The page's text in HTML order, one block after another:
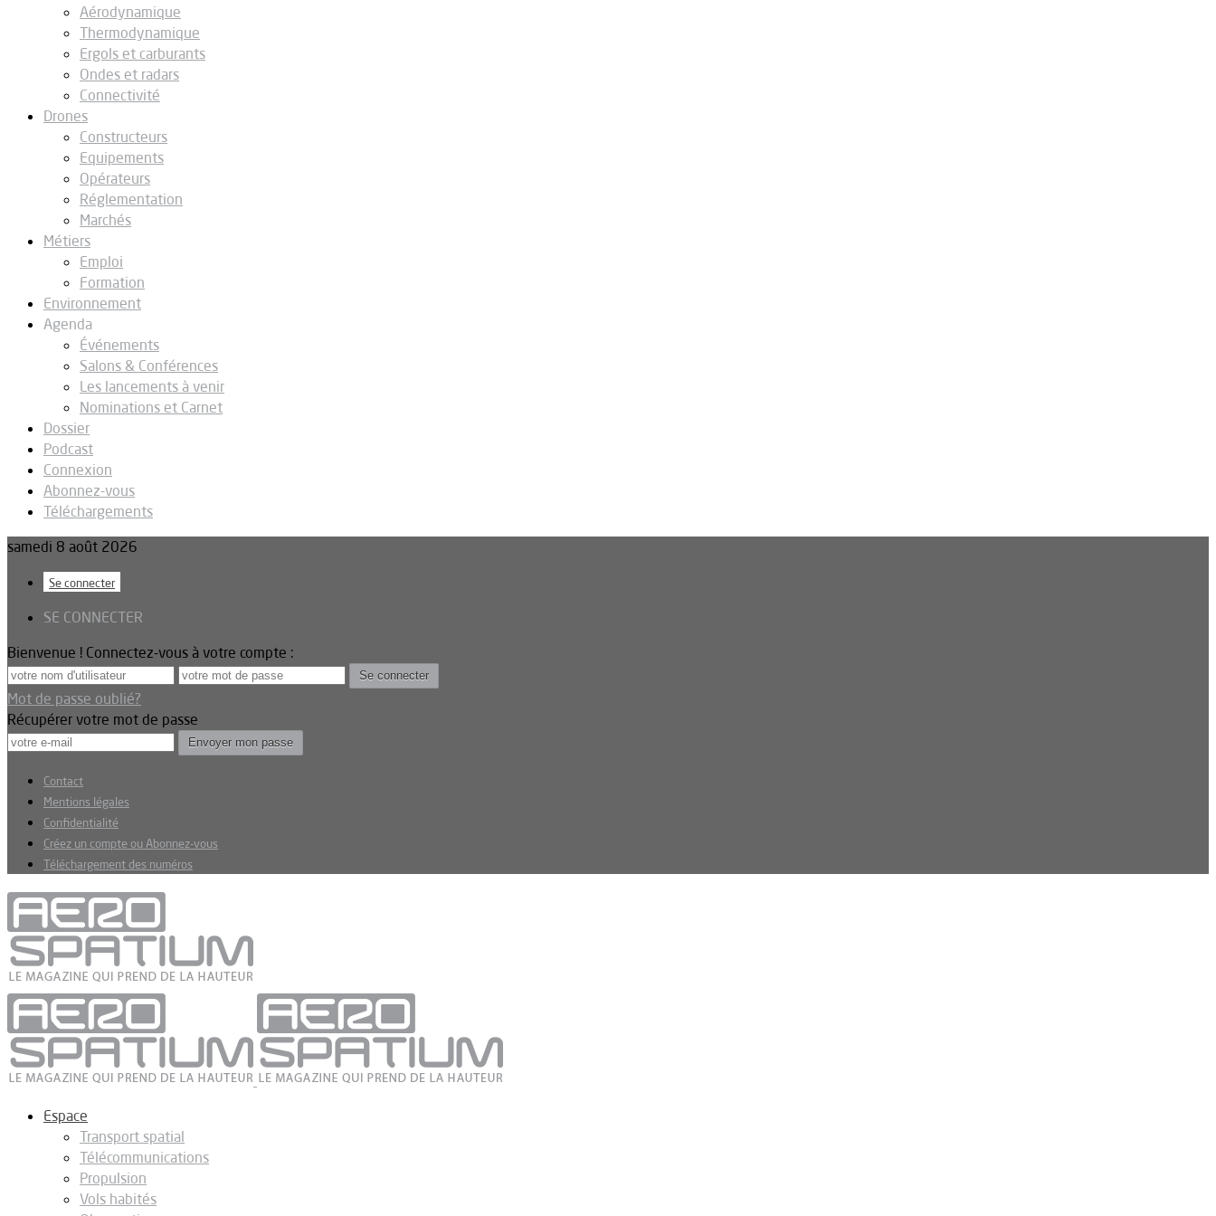
Aérodynamique
Thermodynamique
Ergols et carburants
Ondes et radars
Connectivité
Drones
Constructeurs
Equipements
Opérateurs
Réglementation
Marchés
Métiers
Emploi
Formation
Environnement
Agenda
Événements
Salons & Conférences
Les lancements à venir
Nominations et Carnet
Dossier
Podcast
Connexion
Abonnez-vous
Téléchargements
samedi 8 août 2026
Se connecter
SE CONNECTER
Bienvenue ! Connectez-vous à votre compte :
Mot de passe oublié?
Récupérer votre mot de passe
Contact
Mentions légales
Confidentialité
Créez un compte ou Abonnez-vous
Téléchargement des numéros
Espace
Transport spatial
Télécommunications
Propulsion
Vols habités